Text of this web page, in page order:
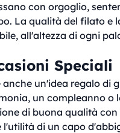
con orgoglio,
La qualità del filato e
all'altezza di ogni
Speciali
un'idea regalo di
un compleanno
di buona qualità con
di un capo